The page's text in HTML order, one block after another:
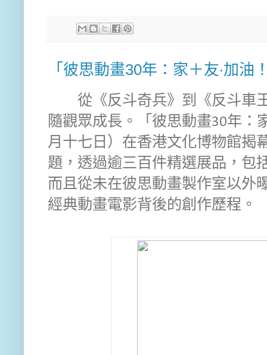
「彼思動畫30年：家＋友‧加油
從《反斗奇兵》到《反斗車
隨觀眾成長。「彼思動畫30年
月十七日）在香港文化博物館揭
題，透過逾三百件精選展品，包
而且從未在彼思動畫製作室以外
經典動畫電影背後的創作歷程。